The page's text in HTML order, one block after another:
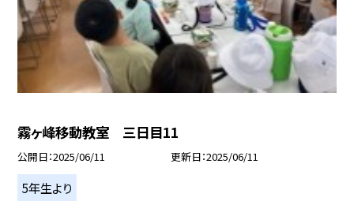
霧ヶ峰移動教室 三日目11
公開日 2025/06/11 更新日 2025/06/11
5年生より